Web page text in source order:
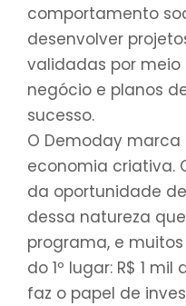
comportamento
desenvolver
validadas por
negócio e planos
sucesso.
O Demoday
economia criativa.
da oportunidade
dessa natureza
programa, e
do 1º lugar: R$ 1
faz o papel de